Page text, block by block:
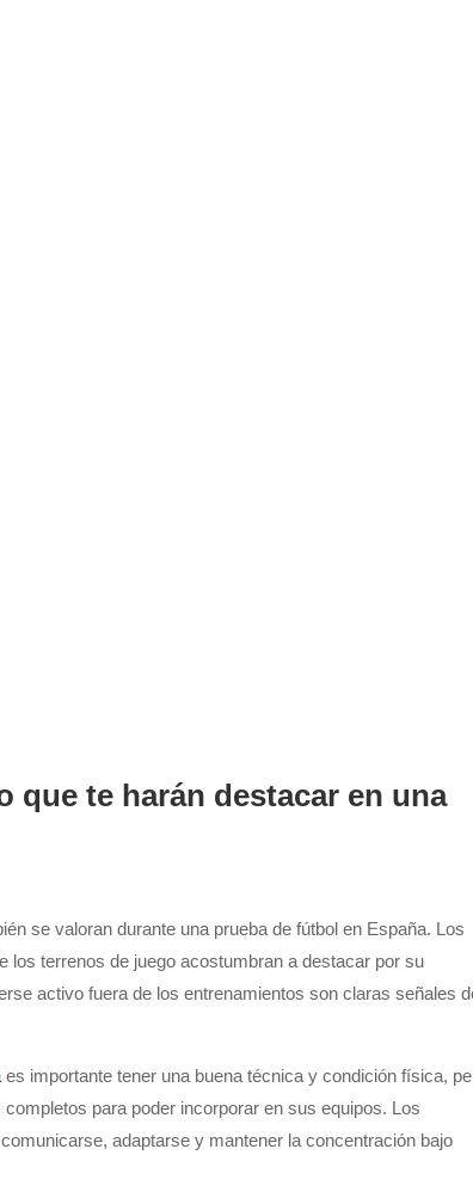
que te harán destacar en una
se valoran durante una prueba de fútbol en España. Los
los terrenos de juego acostumbran a destacar por su
activo fuera de los entrenamientos son claras señales
es importante tener una buena técnica y condición física,
para poder incorporar en sus equipos. Los
adaptarse y mantener la concentración bajo